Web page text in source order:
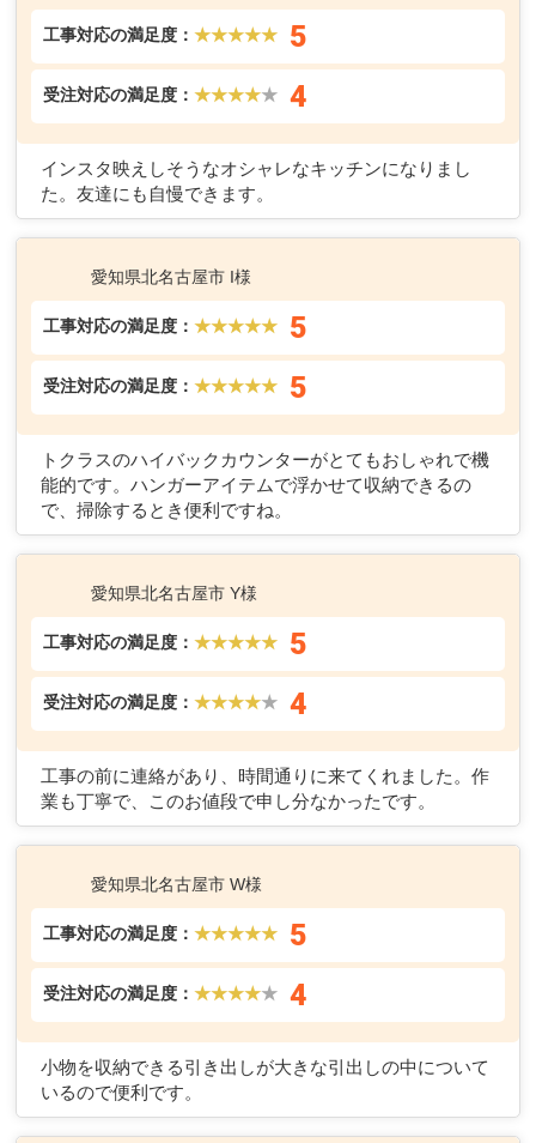
工事対応の満足度：★★★★★ 5
受注対応の満足度：★★★★★ 4
インスタ映えしそうなオシャレなキッチンになりまし
た。友達にも自慢できます。
愛知県北名古屋市 I様
工事対応の満足度：★★★★★ 5
受注対応の満足度：★★★★★ 5
トクラスのハイバックカウンターがとてもおしゃれで機
能的です。ハンガーアイテムで浮かせて収納できるの
で、掃除するとき便利ですね。
愛知県北名古屋市 Y様
工事対応の満足度：★★★★★ 5
受注対応の満足度：★★★★★ 4
工事の前に連絡があり、時間通りに来てくれました。作
業も丁寧で、このお値段で申し分なかったです。
愛知県北名古屋市 W様
工事対応の満足度：★★★★★ 5
受注対応の満足度：★★★★★ 4
小物を収納できる引き出しが大きな引出しの中について
いるので便利です。